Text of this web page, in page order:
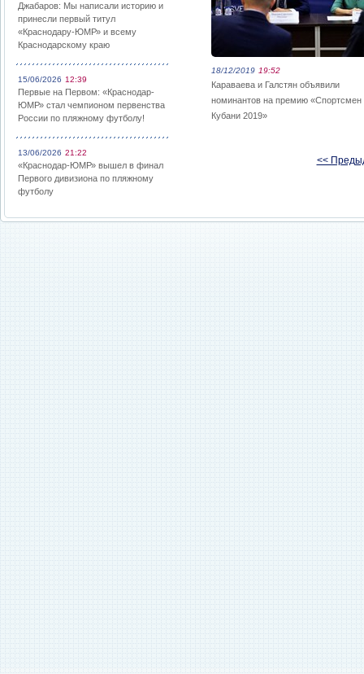
Джабаров: Мы написали историю и
принесли первый титул
«Краснодару-ЮМР» и всему
Краснодарскому краю
15/06/2026 12:39
Первые на Первом: «Краснодар-
ЮМР» стал чемпионом первенства
России по пляжному футболу!
13/06/2026 21:22
«Краснодар-ЮМР» вышел в финал
Первого дивизиона по пляжному
футболу
18/12/2019 19:52
Караваева и Галстян объявили
номинантов на премию «Спортсмен
Кубани 2019»
<<